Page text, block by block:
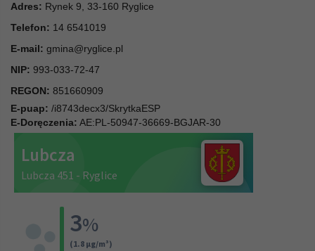
Adres: Rynek 9, 33-160 Ryglice
Telefon: 14 6541019
E-mail: gmina@ryglice.pl
NIP: 993-033-72-47
REGON: 851660909
E-puap: /i8743decx3/SkrytkaESP
E-Doręczenia: AE:PL-50947-36669-BGJAR-30